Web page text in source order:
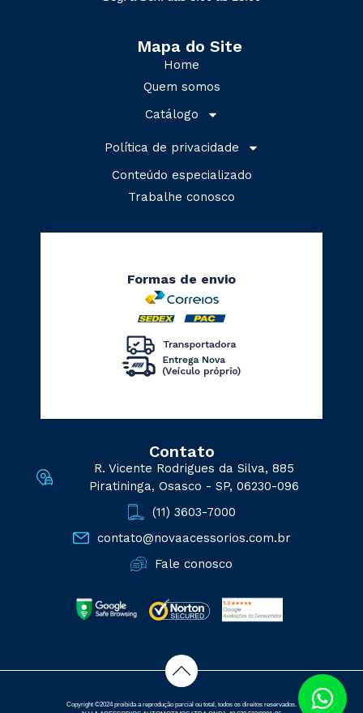
Mapa do Site
Home
Quem somos
Catálogo
Política de privacidade
Conteúdo especializado
Trabalhe conosco
Formas de envio
Contato
R. Vicente Rodrigues da Silva, 885
Piratininga, Osasco - SP, 06230-096
(11) 3603-7000
contato@novaacessorios.com.br
Fale conosco
Copyright ©2024 proibida a reprodução parcial ou total, todos os direitos reservados.